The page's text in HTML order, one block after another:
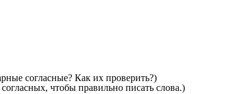
согласные? Как их проверить?)
чтобы правильно писать слова.)